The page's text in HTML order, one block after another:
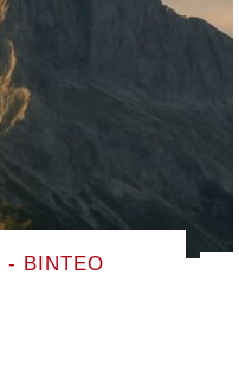
ΒΊΝΤΕΟ